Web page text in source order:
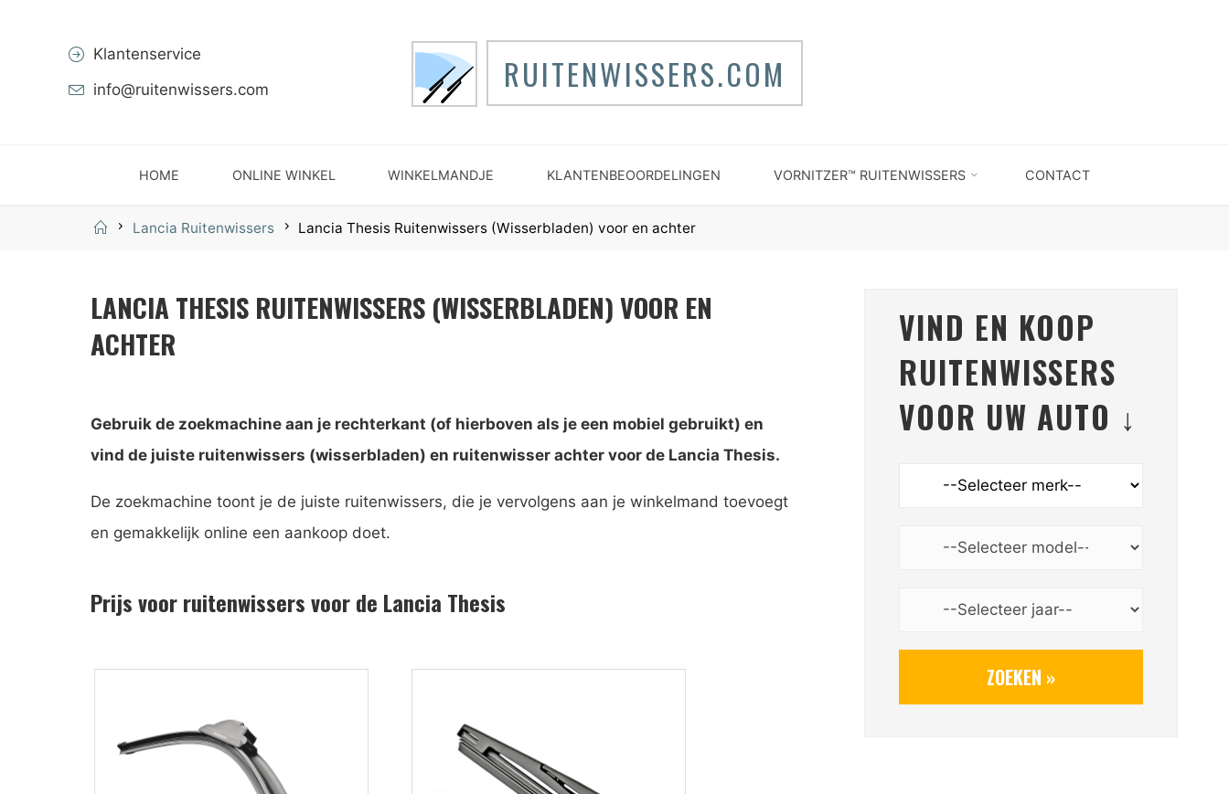
RUITENWISSERS.COM
Klantenservice
info@ruitenwissers.com
Skip
HOME ONLINE WINKEL WINKELMANDJE KLANTENBEOORDELINGEN VORNITZER™ RUITENWISSERS CONTACT
HomeLancia Ruitenwissers Lancia Thesis Ruitenwissers (Wisserbladen) voor en achter
LANCIA THESIS RUITENWISSERS (WISSERBLADEN) VOOR EN
ACHTER
Gebruik de zoekmachine aan je rechterkant (of hierboven als je een mobiel gebruikt) en
vind de juiste ruitenwissers (wisserbladen) en ruitenwisser achter voor de Lancia Thesis.
De zoekmachine toont je de juiste ruitenwissers, die je vervolgens aan je winkelmand toevoegt
en gemakkelijk online een aankoop doet.
Prijs voor ruitenwissers voor de Lancia Thesis
VIND EN KOOP
RUITENWISSERS
VOOR UW AUTO ↓